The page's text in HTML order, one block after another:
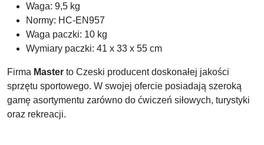
Waga: 9,5 kg
Normy: HC-EN957
Waga paczki: 10 kg
Wymiary paczki: 41 x 33 x 55 cm
Firma Master to Czeski producent doskonałej jakości
sprzętu sportowego. W swojej ofercie posiadają szeroką
gamę asortymentu zarówno do ćwiczeń siłowych, turystyki
oraz rekreacji.